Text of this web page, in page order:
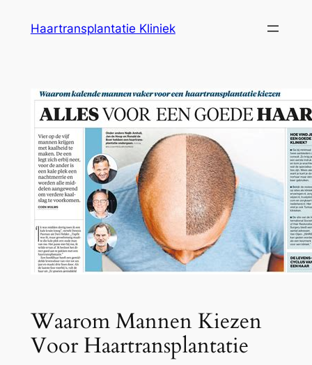
Haartransplantatie Kliniek
Waarom Mannen Kiezen
Voor Haartransplantatie